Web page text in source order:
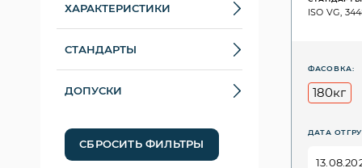
ХАРАКТЕРИСТИКИ
СТАНДАРТЫ
ДОПУСКИ
СБРОСИТЬ ФИЛЬТРЫ
ISO VG,
ФАСОВКА:
180кг
ДАТА